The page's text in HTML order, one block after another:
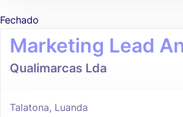
Fechado
Marketing Lead
Qualimarcas Lda
Talatona, Luanda